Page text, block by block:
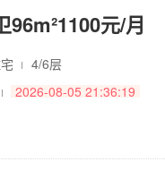
96m²1100元/月
4/6层
2026-08-05 21:36:19